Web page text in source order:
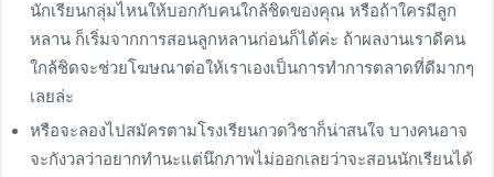
นักเรียนกลุ่มไหนให้บอกกับคนใกล้ชิดของคุณ หรือถ้าใครมีลูก
หลาน ก็เริ่มจากการสอนลูกหลานก่อนก็ได้ค่ะ ถ้าผลงานเราดีคน
ใกล้ชิดจะช่วยโฆษณาต่อให้เราเองเป็นการทำการตลาดที่ดีมากๆ
เลยล่ะ
หรือจะลองไปสมัครตามโรงเรียนกวดวิชาก็น่าสนใจ บางคนอาจ
จะกังวลว่าอยากทำนะแต่นึกภาพไม่ออกเลยว่าจะสอนนักเรียนได้